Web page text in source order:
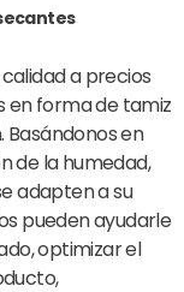
a precios
en forma de tamiz
Basándonos en
de la humedad,
adapten a su
pueden ayudarle
optimizar el